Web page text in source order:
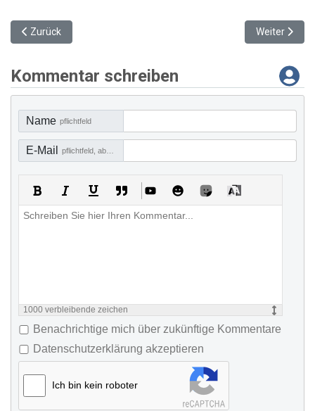
Vorheriger Beitrag: Sicherheit beim Heilbronner Weindorf:
Zurück Nächster
Weiter
Kommentar schreiben
Name pflichtfeld
E-Mail
1000 verbleibende zeichen
Benachrichtige mich über zukünftige Kommentare
Datenschutzerklärung akzeptieren
Ich bin kein roboter